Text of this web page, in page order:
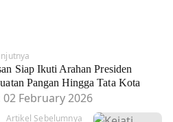
Siap Ikuti Arahan Presiden
Pangan Hingga Tata Kota
February 2026
Artikel Sebelumnya